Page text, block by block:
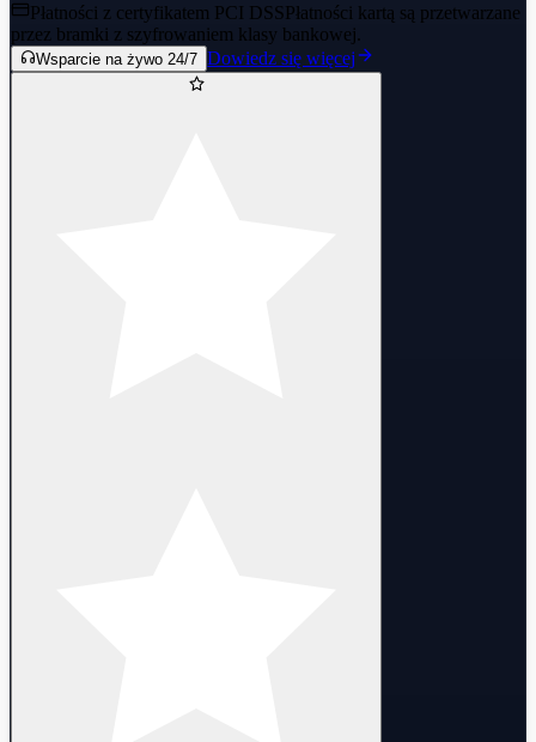
Płatności z certyfikatem PCI DSSPłatności kartą są przetwarzane
przez bramki z szyfrowaniem klasy bankowej.
Wsparcie na żywo 24/7 Dowiedz się więcej